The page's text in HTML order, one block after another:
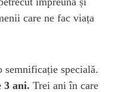
care ne fac viața
semnificație specială.
3 ani. Trei ani în care